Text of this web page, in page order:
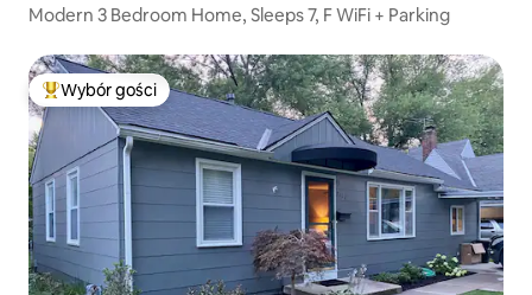
Modern 3 Bedroom Home, Sleeps 7, F WiFi + Parking
Najpopularniejsze z kategorii Wybór gości
Wybór gości